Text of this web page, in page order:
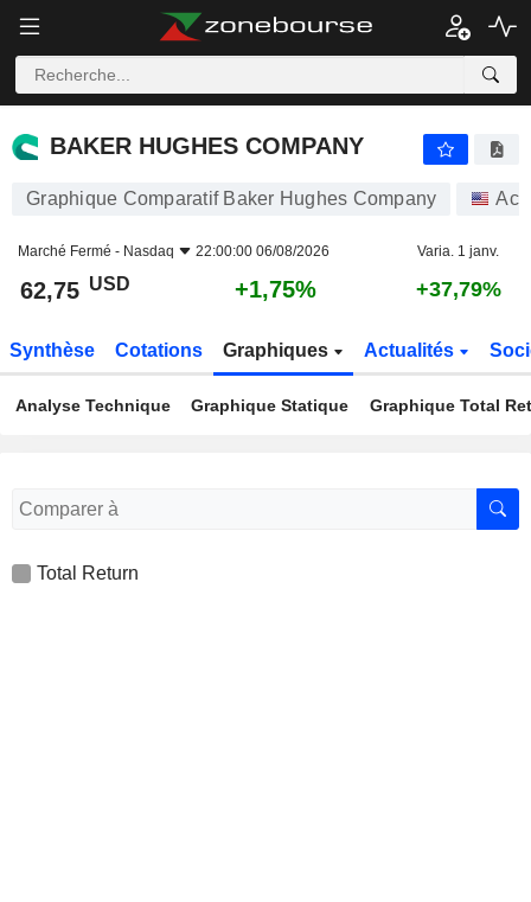
BAKER HUGHES COMPANY
BAKER HUGHES COMPANY
Graphique Comparatif Baker Hughes Company
Marché Fermé - Nasdaq 22:00:00 06/08/2026 Varia. 1 janv.
62,75 USD +1,75% +37,79%
Synthèse Cotations Graphiques Actualités
Analyse Technique Graphique Statique Graphique Total
Total Return